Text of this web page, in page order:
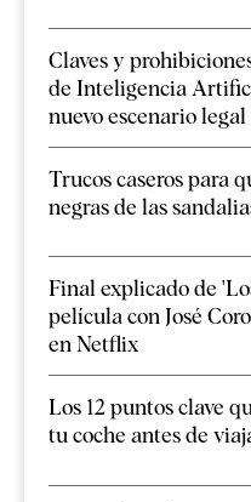
Claves y
de Inteligencia
nuevo escenario
Trucos caseros para
negras de las
Final explicado de
película con José
en Netflix
Los 12 puntos clave
tu coche antes de